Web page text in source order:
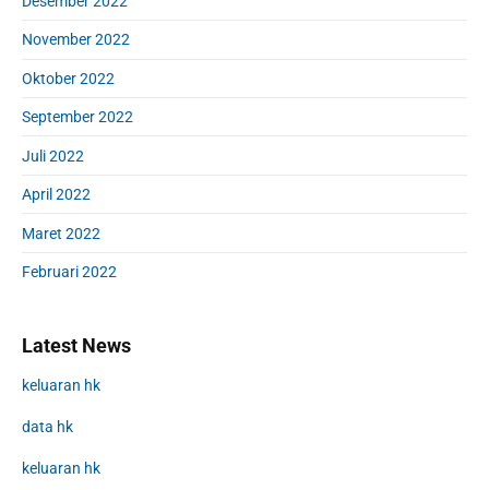
November 2022
Oktober 2022
September 2022
Juli 2022
April 2022
Maret 2022
Februari 2022
Latest News
keluaran hk
data hk
keluaran hk